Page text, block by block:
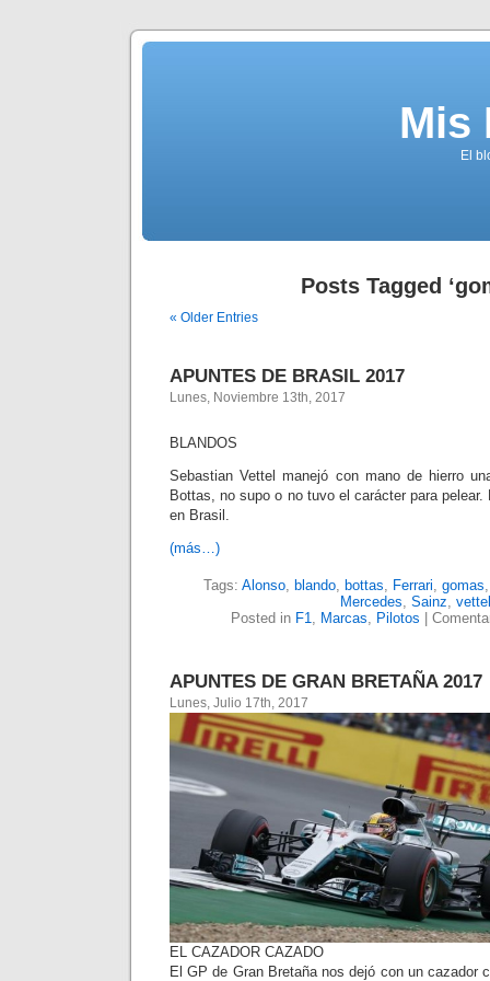
Mis
El
Posts Tagged
« Older Entries
APUNTES DE BRASIL 2017
Lunes, Noviembre 13th, 2017
BLANDOS
Sebastian Vettel manejó con mano de hierro
Bottas, no supo o no tuvo el carácter para
en Brasil.
(más…)
Tags: Alonso, blando, bottas, Ferrari, gomas
Mercedes, Sainz, vettel
Posted in F1, Marcas, Pilotos
APUNTES DE GRAN BRETAÑA 2017
Lunes, Julio 17th, 2017
EL CAZADOR CAZADO
El GP de Gran Bretaña nos dejó con un cazador